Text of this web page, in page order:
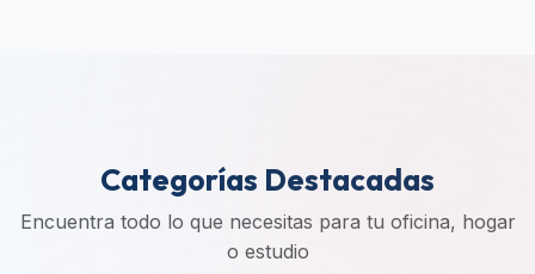
Categorías Destacadas
Encuentra todo lo que necesitas para tu oficina, hogar
o estudio